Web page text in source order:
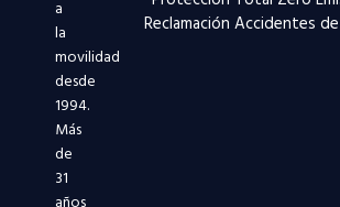
a
la
movilidad
desde
1994.
Más
de
31
Reclamación Accidentes